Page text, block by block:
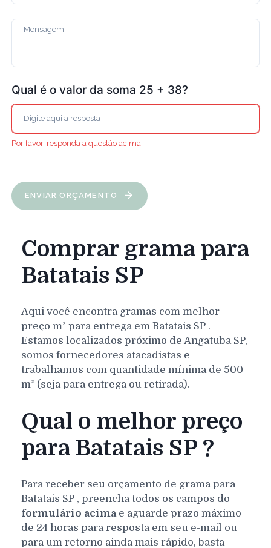
Qual é o valor da soma 25 + 38?
Por favor, responda a questão acima.
ENVIAR ORÇAMENTO
Comprar grama para
Batatais SP
Aqui você encontra gramas com melhor
preço m² para entrega em Batatais SP .
Estamos localizados próximo de Angatuba SP,
somos fornecedores atacadistas e
trabalhamos com quantidade mínima de 500
m² (seja para entrega ou retirada).
Qual o melhor preço
para Batatais SP ?
Para receber seu orçamento de grama para
Batatais SP , preencha todos os campos do
formulário acima e aguarde prazo máximo
de 24 horas para resposta em seu e-mail ou
para um retorno ainda mais rápido, basta